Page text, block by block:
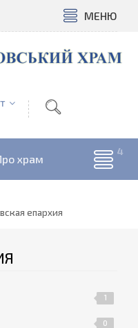
МЕНЮ
храм
епархия
01
4
0